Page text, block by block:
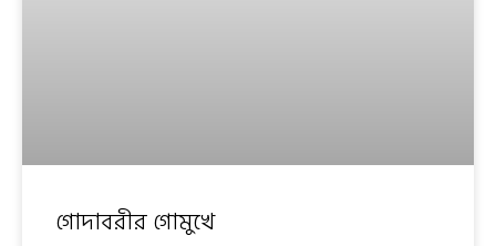
গোদাবরীর গোমুখে